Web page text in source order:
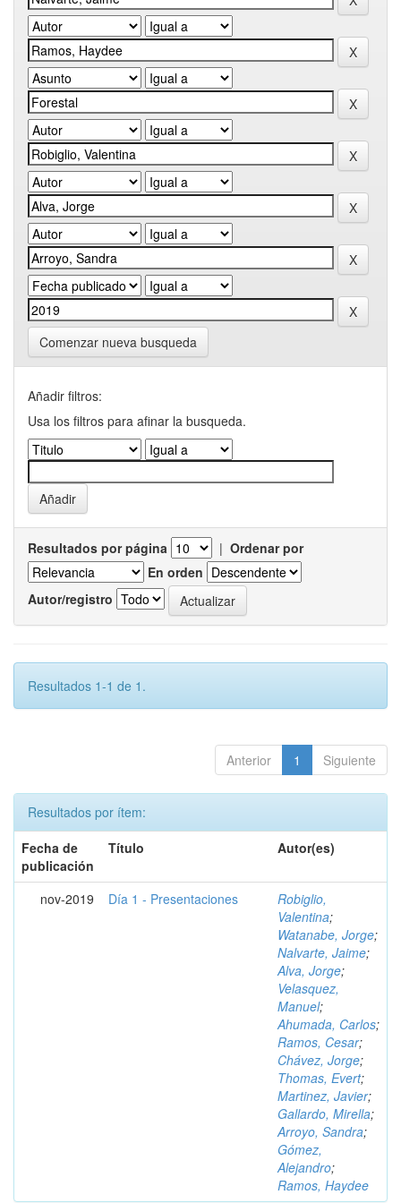
Comenzar nueva busqueda
Añadir filtros:
Usa los filtros para afinar la busqueda.
Resultados por página | Ordenar por
En orden
Autor/registro
Resultados 1-1 de 1.
Anterior 1 Siguiente
Resultados por ítem:
Fecha de
publicación
Título Autor(es)
nov-2019 Día 1 - Presentaciones
Robiglio,
Valentina;
Watanabe, Jorge;
Nalvarte, Jaime;
Alva, Jorge;
Velasquez,
Manuel;
Ahumada, Carlos;
Ramos, Cesar;
Chávez, Jorge;
Thomas, Evert;
Martinez, Javier;
Gallardo, Mirella;
Arroyo, Sandra;
Gómez,
Alejandro;
Ramos, Haydee